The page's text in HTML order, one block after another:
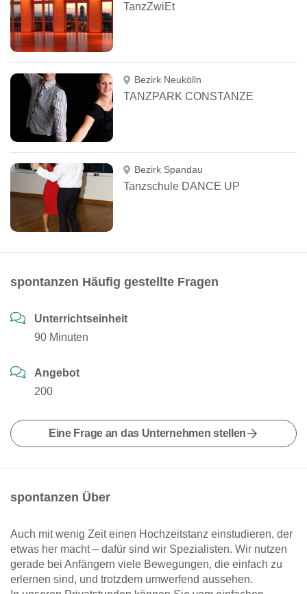
TanzZwiEt
Bezirk Neukölln
TANZPARK CONSTANZE
Bezirk Spandau
Tanzschule DANCE UP
spontanzen Häufig gestellte Fragen
Unterrichtseinheit
90 Minuten
Angebot
200
Eine Frage an das Unternehmen stellen
spontanzen Über
Auch mit wenig Zeit einen Hochzeitstanz einstudieren, der
etwas her macht – dafür sind wir Spezialisten. Wir nutzen
gerade bei Anfängern viele Bewegungen, die einfach zu
erlernen sind, und trotzdem umwerfend aussehen.